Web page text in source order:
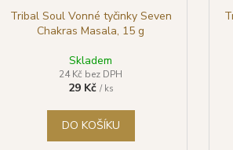
Tribal Soul Vonné tyčinky Seven
Chakras Masala, 15 g
Skladem
24 Kč bez DPH
29 Kč/ ks
DO KOŠÍKU